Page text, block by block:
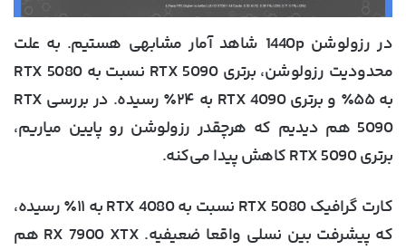
در رزولوشن 1440p شاهد آمار مشابهی هستیم. به علت
محدودیت رزولوشن، برتری RTX 5090 نسبت به RTX 5080
به ۵۵٪ و برتری RTX 4090 به ۲۴٪ رسیده. در بررسی RTX
5090 هم دیدیم که هرچقدر رزولوشن رو پایین میاریم،
برتری RTX 5090 کاهش پیدا می‌کنه.
کارت گرافیک RTX 5080 نسبت به RTX 4080 به ۱۱٪ رسیده،
که پیشرفت بین نسلی واقعا ضعیفیه. RX 7900 XTX هم